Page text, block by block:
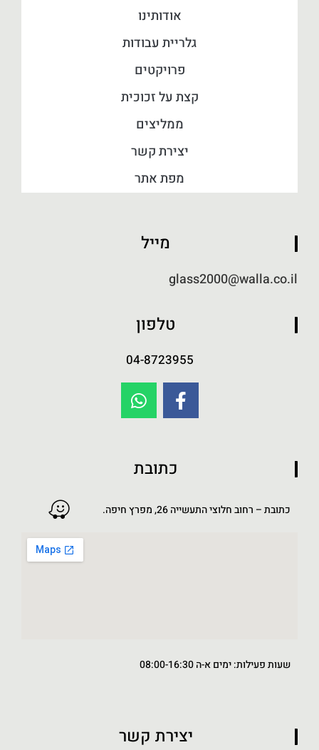
אודותינו
גלריית עבודות
פרויקטים
קצת על זכוכית
ממליצים
יצירת קשר
מפת אתר
מייל
glass2000@walla.co.il
טלפון
04-8723955
כתובת
כתובת – רחוב חלוצי התעשייה 26, מפרץ חיפה.
שעות פעילות: ימים א-ה 08:00-16:30
יצירת קשר